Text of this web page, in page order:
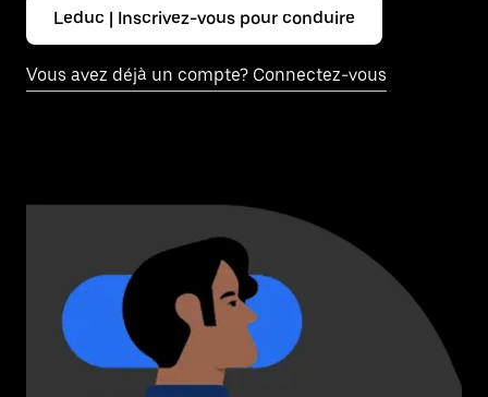
Leduc | Inscrivez-vous pour conduire
Vous avez déjà un compte? Connectez-vous